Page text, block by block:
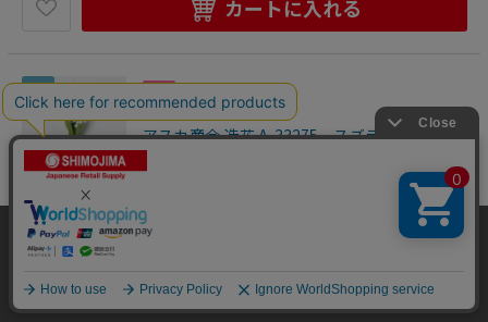
当サイトはクッキー（Cookie）を使用しています。Cookieの使用に同意いた
だける場合は「OK」をクリックしてください。
OK
カートに入れる
35
アスカ商会 造花 A-33275 スズラン×30 #001
ホワイト 1束（ご注文単位1束）【直送品】
造花 すずらん
4511255441884
>造花 すずらん